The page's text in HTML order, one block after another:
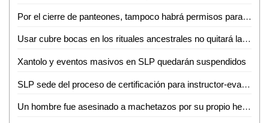
Por el cierre de panteones, tampoco habrá permisos para el comercio informal
Usar cubre bocas en los rituales ancestrales no quitará las tradiciones en la zona tének: Doroteo Hernández
Xantolo y eventos masivos en SLP quedarán suspendidos
SLP sede del proceso de certificación para instructor-evaluador en competencias básicas de la función policial
Un hombre fue asesinado a machetazos por su propio hermano en Ébano